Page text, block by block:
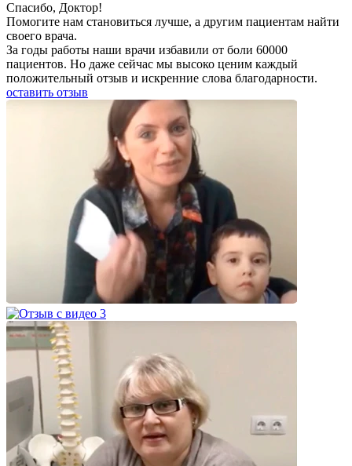
Спаcибо, Доктор!
Помогите нам становиться лучше, а другим пациентам найти
своего врача.
За годы работы наши врачи избавили от боли 60000
пациентов. Но даже сейчас мы высоко ценим каждый
положительный отзыв и искренние слова благодарности.
оставить отзыв